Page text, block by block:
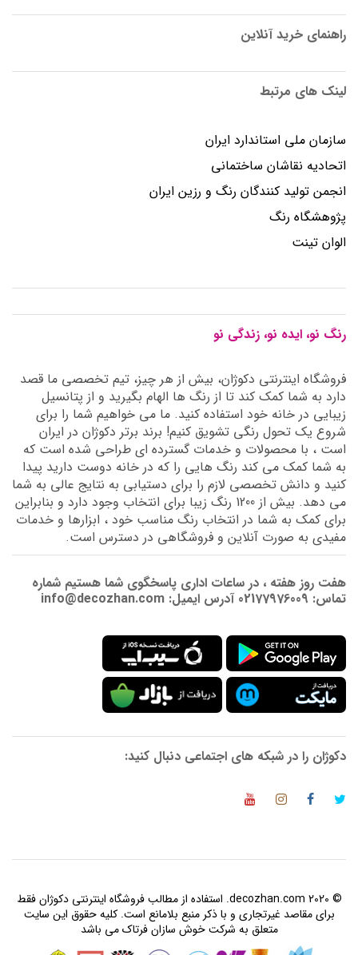
راهنمای خرید آنلاین
لینک های مرتبط
سازمان ملی استاندارد ایران
اتحادیه نقاشان ساختمانی
انجمن توليد كنندگان رنگ و رزين ايران
پژوهشگاه رنگ
الوان تینت
رنگ نو، ایده نو، زندگی نو
فروشگاه اینترنتی دکوژان، بیش از هر چیز، تیم تخصصی ما قصد
دارد به شما کمک کند تا از رنگ ها الهام بگیرید و از پتانسیل
زیبایی در خانه خود استفاده کنید. ما می خواهیم شما را برای
شروع یک تحول رنگی تشویق کنیم! برند برتر دکوژان در ایران
است ، با محصولات و خدمات گسترده ای طراحی شده است که
به شما کمک می کند رنگ هایی را که در خانه دوست دارید پیدا
کنید و دانش تخصصی لازم را برای دستیابی به نتایج عالی به شما
می دهد. بیش از 1200 رنگ زیبا برای انتخاب وجود دارد و بنابراین
برای کمک به شما در انتخاب رنگ مناسب خود ، ابزارها و خدمات
مفیدی به صورت آنلاین و فروشگاهی در دسترس است.
هفت روز هفته ، در ساعات اداری پاسخگوی شما هستیم شماره
تماس: 02177976009 آدرس ایمیل: info@decozhan.com
دکوژان را در شبکه های اجتماعی دنبال کنید:
© 2020 decozhan.com. استفاده از مطالب فروشگاه اینترنتی دکوژان فقط
برای مقاصد غیرتجاری و با ذکر منبع بلامانع است. کلیه حقوق این سایت
متعلق به شرکت خوش سازان فرتاک می باشد